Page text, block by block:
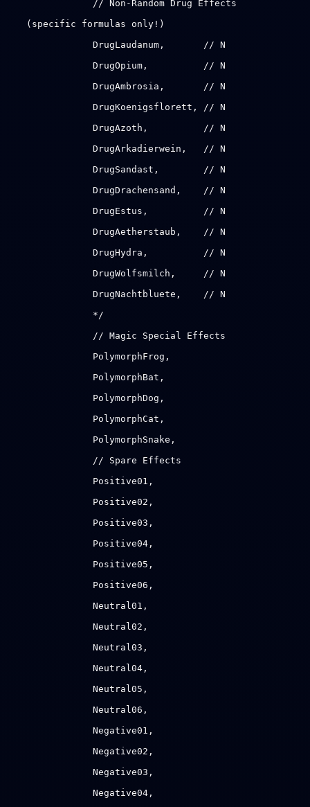
// Non-Random Drug Effects
(specific formulas only!)
DrugLaudanum, // N
DrugOpium, // N
DrugAmbrosia, // N
DrugKoenigsflorett, // N
DrugAzoth, // N
DrugArkadierwein, // N
DrugSandast, // N
DrugDrachensand, // N
DrugEstus, // N
DrugAetherstaub, // N
DrugHydra, // N
DrugWolfsmilch, // N
DrugNachtbluete, // N
*/
// Magic Special Effects
PolymorphFrog,
PolymorphBat,
PolymorphDog,
PolymorphCat,
PolymorphSnake,
// Spare Effects
Positive01,
Positive02,
Positive03,
Positive04,
Positive05,
Positive06,
Neutral01,
Neutral02,
Neutral03,
Neutral04,
Neutral05,
Neutral06,
Negative01,
Negative02,
Negative03,
Negative04,